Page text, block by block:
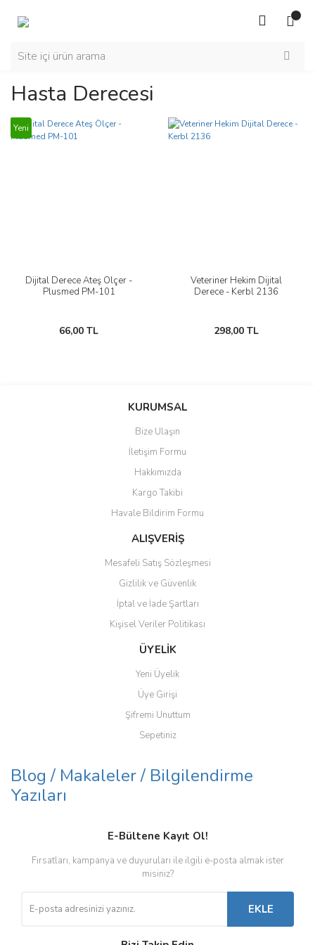
Hasta Derecesi
Yeni
Dijital Derece Ateş Ölçer -
Plusmed PM-101
66,00 TL
Veteriner Hekim Dijital
Derece - Kerbl 2136
298,00 TL
KURUMSAL
Bize Ulaşın
İletişim Formu
Hakkımızda
Kargo Takibi
Havale Bildirim Formu
ALIŞVERİŞ
Mesafeli Satış Sözleşmesi
Gizlilik ve Güvenlik
İptal ve İade Şartları
Kişisel Veriler Politikası
ÜYELİK
Yeni Üyelik
Üye Girişi
Şifremi Unuttum
Sepetiniz
Blog / Makaleler / Bilgilendirme
Yazıları
E-Bültene Kayıt Ol!
Fırsatları, kampanya ve duyuruları ile ilgili e-posta almak ister
misiniz?
EKLE